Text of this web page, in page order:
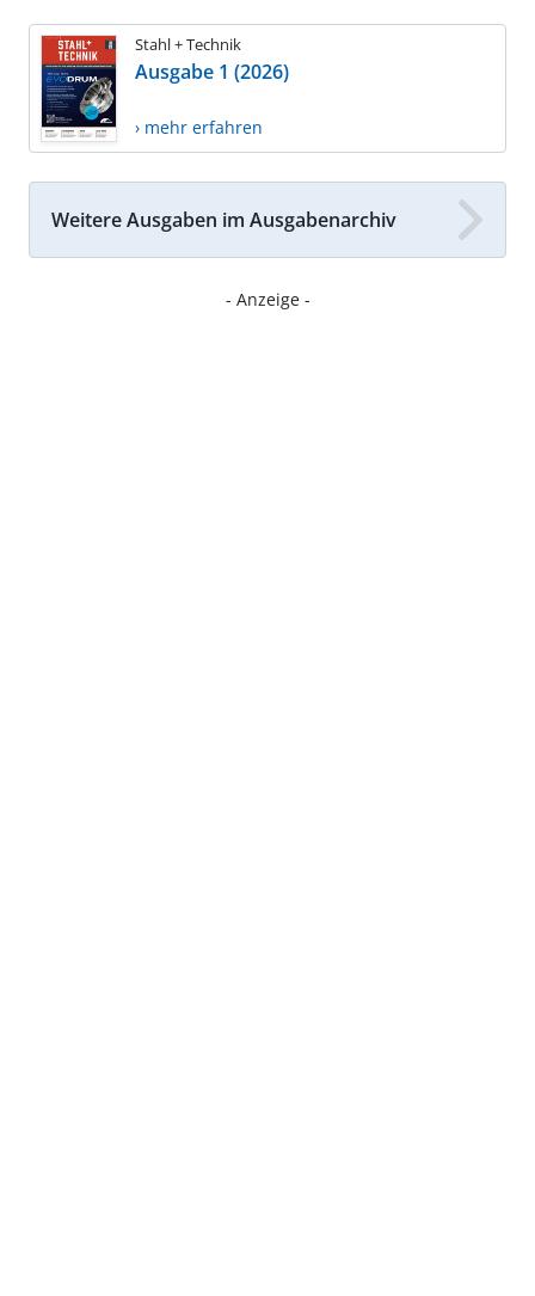
Stahl + Technik
Ausgabe 1 (2026)
› mehr erfahren
Weitere Ausgaben im Ausgabenarchiv
- Anzeige -